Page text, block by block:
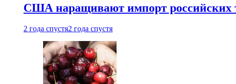
США наращивают импорт российских
2 года спустя2 года спустя